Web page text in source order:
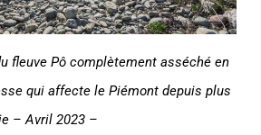
fleuve Pô complètement asséché en
qui affecte le Piémont depuis plus
– Avril 2023 –